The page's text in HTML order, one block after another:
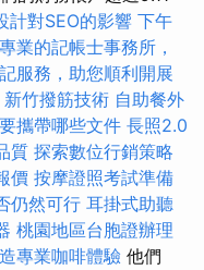
計對SEO的影響 下午
業的記帳士事務所，
服務，助您順利開展
新竹撥筋技術 自助餐外
攜帶哪些文件 長照2.0
質 探索數位行銷策略
價 按摩證照考試準備
仍然可行 耳掛式助聽
桃園地區台胞證辦理
專業咖啡體驗 他們